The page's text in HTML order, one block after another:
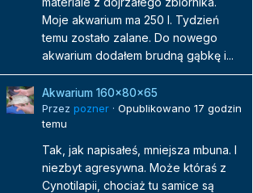
Moje akwarium ma 250 l. Tydzień
temu zostało zalane. Do nowego
akwarium dodałem brudną gąbkę i...
Akwarium 160x80x65
Przez pozner · Opublikowano 17 godzin
temu
Tak, jak napisałeś, mniejsza mbuna. I
niezbyt agresywna. Może któraś z
Cynotilapii, chociaż tu samice są